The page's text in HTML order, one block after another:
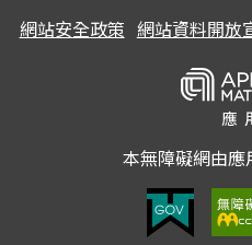
網站安全政策 網站資料開放
本無障礙網由